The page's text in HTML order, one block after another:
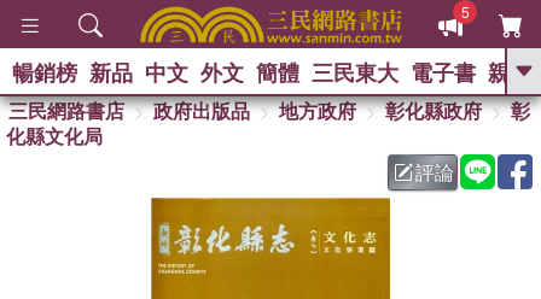
5
GO
暢銷榜 新品 中文 外文 簡體 三民東大 電子書 親子
三民網路書店 政府出版品 地方政府 彰化縣政府
彰
化縣文化局
評論